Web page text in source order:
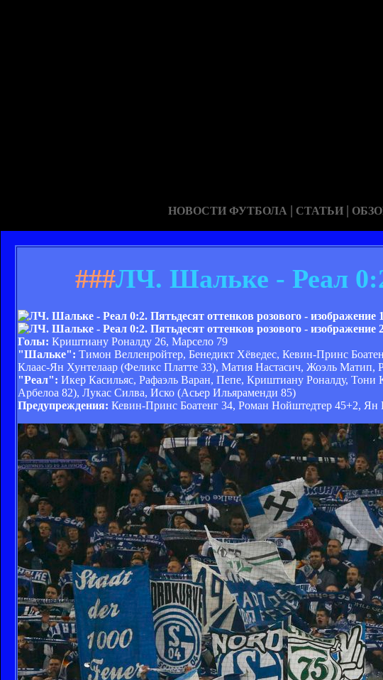
НОВОСТИ ФУТБОЛА | СТАТЬИ |
###ЛЧ. Шальке - Реал
Голы: Криштиану Роналду 26, Марсело 79
"Шальке": Тимон Велленройтер, Бенедикт Хёведес, Кевин-Принс
Клаас-Ян Хунтелаар (Феликс Платте 33), Матия Настасич, Жоэль
"Реал": Икер Касильяс, Рафаэль Варан, Пепе, Криштиану Роналду, Тони
Арбелоа 82), Лукас Силва, Иско (Асьер Ильяраменди 85)
Предупреждения: Кевин-Принс Боатенг 34, Роман Нойштедтер 45+2,